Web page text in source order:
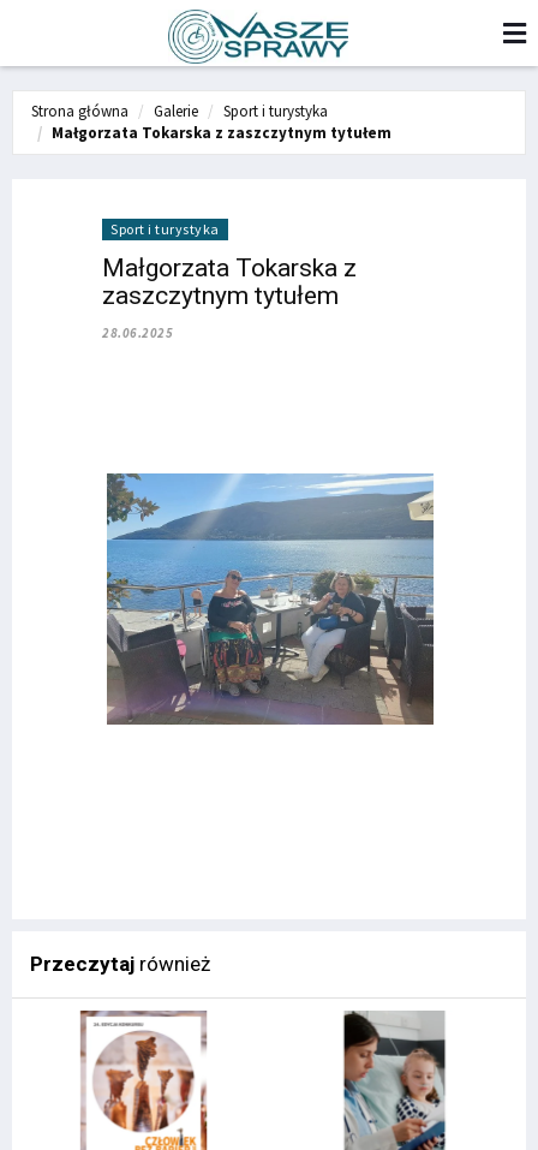
Strona główna Galerie
Sport i turystyka
Małgorzata Tokarska z zaszczytnym tytułem
Sport i turystyka
Małgorzata Tokarska z
zaszczytnym tytułem
28.06.2025
Przeczytaj również